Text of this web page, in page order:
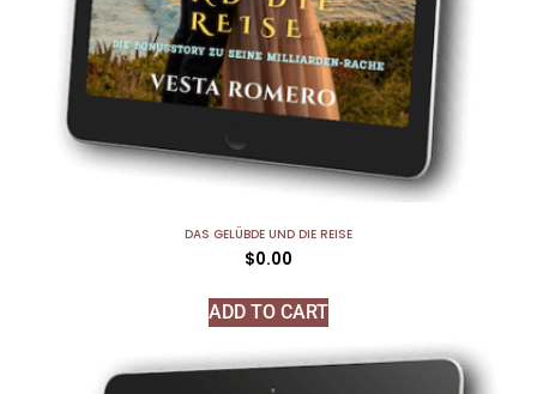
DAS GELÜBDE UND DIE REISE
$0.00
ADD TO CART